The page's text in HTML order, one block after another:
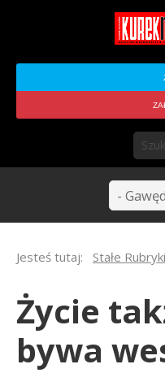
Jesteś tutaj: Stałe Rubryki
Życie
bywa